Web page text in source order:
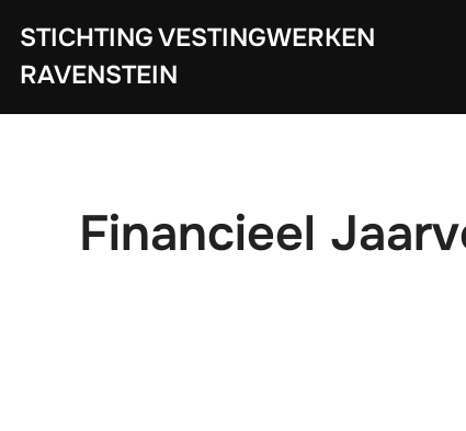
naarSTICHTING VESTINGWERKEN
RAVENSTEIN
Financieel